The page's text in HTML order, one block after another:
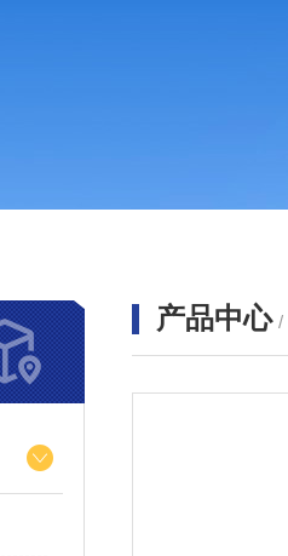
产品中心 /